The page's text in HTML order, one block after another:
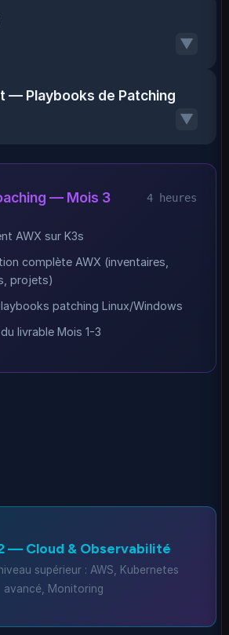
▼
— Playbooks de Patching
▼
— Mois 3 4 heures
AWX sur K3s
complète AWX (inventaires,
projets)
patching Linux/Windows
livrable Mois 1-3
— Cloud & Observabilité
supérieur : AWS, Kubernetes
avancé, Monitoring